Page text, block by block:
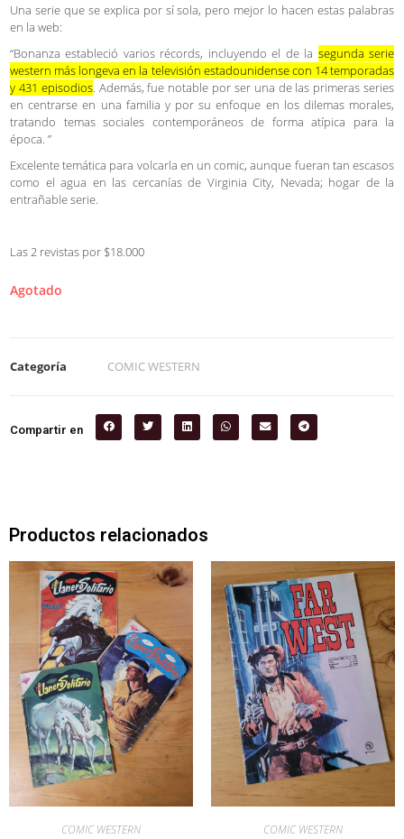
Una serie que se explica por sí sola, pero mejor lo hacen estas palabras
en la web:
“Bonanza estableció varios récords, incluyendo el de la segunda serie
western más longeva en la televisión estadounidense con 14 temporadas
y 431 episodios. Además, fue notable por ser una de las primeras series
en centrarse en una familia y por su enfoque en los dilemas morales,
tratando temas sociales contemporáneos de forma atípica para la
época. ”
Excelente temática para volcarla en un comic, aunque fueran tan escasos
como el agua en las cercanías de Virginia City, Nevada; hogar de la
entrañable serie.
Las 2 revistas por $18.000
Agotado
Categoría COMIC WESTERN
Compartir en
Productos relacionados
COMIC WESTERN COMIC WESTERN